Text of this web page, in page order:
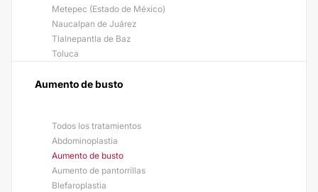
Metepec (Estado de México)
Naucalpan de Juárez
Tlalnepantla de Baz
Toluca
Aumento de busto
Todos los tratamientos
Abdominoplastia
Aumento de busto
Aumento de pantorrillas
Blefaroplastia